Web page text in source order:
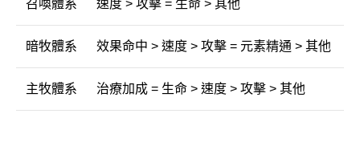
召喚體系 速度 > 攻擊 = 生命 > 其他
暗牧體系 效果命中 > 速度 > 攻擊 = 元素精通 > 其他
主牧體系 治療加成 = 生命 > 速度 > 攻擊 > 其他